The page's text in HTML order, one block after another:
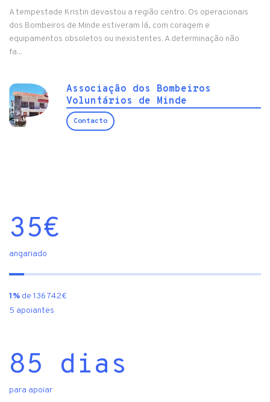
A tempestade Kristin devastou a região centro. Os operacionais
dos Bombeiros de Minde estiveram lá, com coragem e
equipamentos obsoletos ou inexistentes. A determinação não
fa...
Associação dos Bombeiros
Voluntários de Minde
Contacto
35€
angariado
1% de 136 742€
5 apoiantes
85 dias
para apoiar